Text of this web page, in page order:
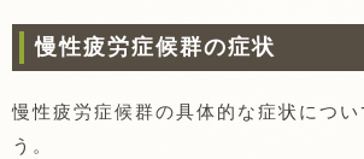
慢性疲労症候群の症状
慢性疲労症候群の具体的な症状につい
う。